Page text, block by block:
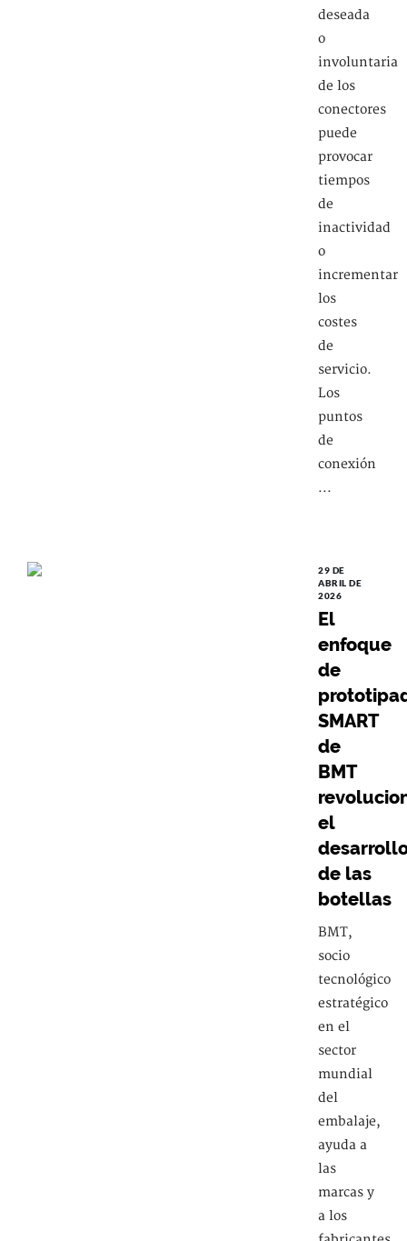
deseada
o
involuntaria
de los
conectores
puede
provocar
tiempos
de
inactividad
o
incrementar
los
costes
de
servicio.
Los
puntos
de
conexión
...
29 DE
ABRIL DE
2026
El
enfoque
de
SMART
de
BMT
el
de las
botellas
BMT,
socio
tecnológico
estratégico
en el
sector
mundial
del
embalaje,
ayuda a
las
marcas y
a los